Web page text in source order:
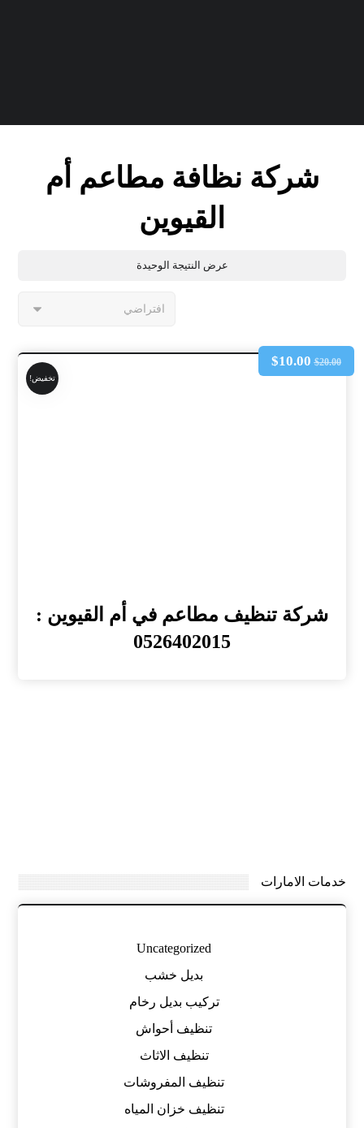
شركة نظافة مطاعم أم
القيوين
عرض النتيجة الوحيدة
تخفيض!
شركة تنظيف مطاعم في أم القيوين :
0526402015
$20.00
$10.00
خدمات الامارات
Uncategorized
بديل خشب
تركيب بديل رخام
تنظيف أحواش
تنظيف الاثاث
تنظيف المفروشات
تنظيف خزان المياه